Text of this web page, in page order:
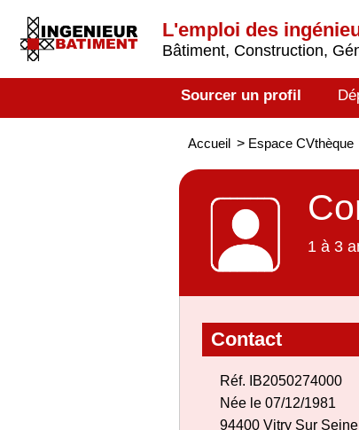
L'emploi des
Bâtiment, Construction,
Sourcer un profil
Accueil > Espace CVthèque
1 à 3
Contact
Réf. IB2050274000
Née le 07/12/1981
94400 Vitry Sur Seine